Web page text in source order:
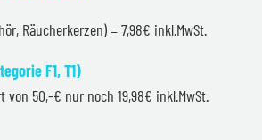
Räucherkerzen) = 7,98€ inkl.MwSt.
F1, T1)
von 50,-€ nur noch 19,98€ inkl.MwSt.